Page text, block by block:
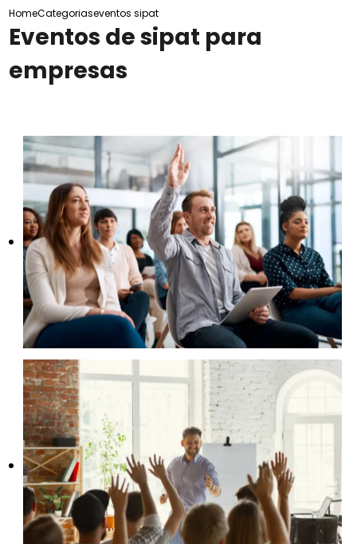
HomeCategoriaseventos sipat empresas
Eventos de sipat para
empresas